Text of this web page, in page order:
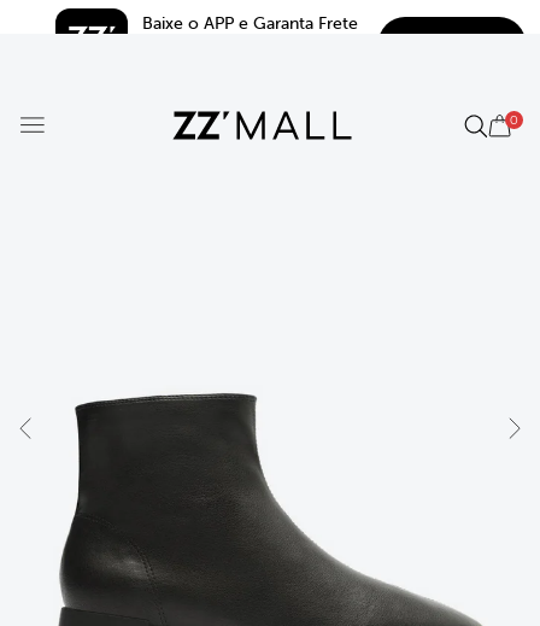
Baixe o APP e Garanta Frete
0